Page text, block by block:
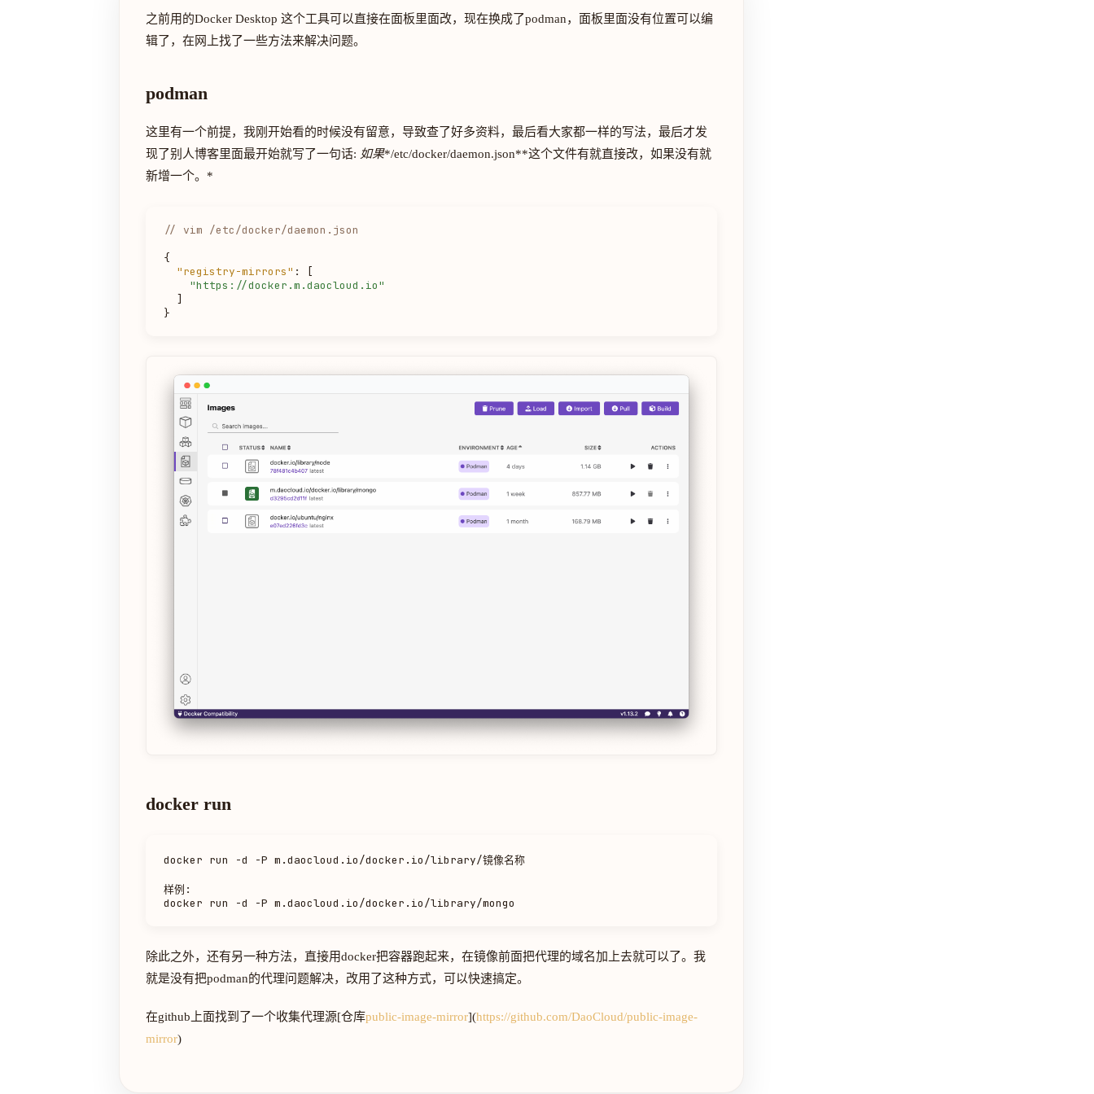
之前用的Docker Desktop 这个工具可以直接在面板里面改，现在换成了podman，面板里面没有位置可以编
辑了，在网上找了一些方法来解决问题。
podman
这里有一个前提，我刚开始看的时候没有留意，导致查了好多资料，最后看大家都一样的写法，最后才发
现了别人博客里面最开始就写了一句话: 如果*/etc/docker/daemon.json**这个文件有就直接改，如果没有就
新增一个。*
// vim /etc/docker/daemon.json
{
"registry-mirrors" :
[
"https://docker.m.daocloud.io"
]
}
docker run
docker run -d -P m.daocloud.io/docker.io/library/镜像名称
样例:
除此之外，还有另一种方法，直接用docker把容器跑起来，在镜像前面把代理的域名加上去就可以了。我
就是没有把podman的代理问题解决，改用了这种方式，可以快速搞定。
在github上面找到了一个收集代理源[仓库public-image-mirror](https://github.com/DaoCloud/public-image-
mirror)